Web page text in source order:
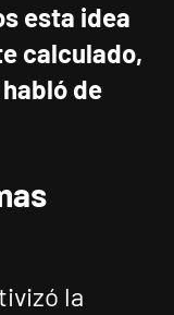
esta idea
calculado,
de
la